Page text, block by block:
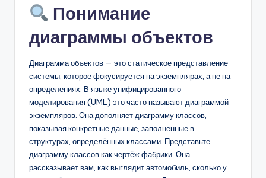
Понимание
диаграммы объектов
Диаграмма объектов — это статическое представление
системы, которое фокусируется на экземплярах, а не на
определениях. В языке унифицированного
моделирования (UML) это часто называют диаграммой
экземпляров. Она дополняет диаграмму классов,
показывая конкретные данные, заполненные в
структурах, определённых классами. Представьте
диаграмму классов как чертёж фабрики. Она
рассказывает вам, как выглядит автомобиль, сколько у